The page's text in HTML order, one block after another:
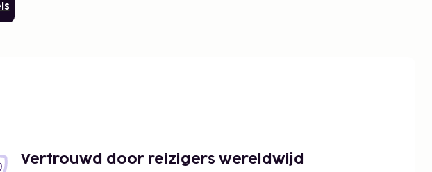
Vertrouwd door reizigers wereldwijd